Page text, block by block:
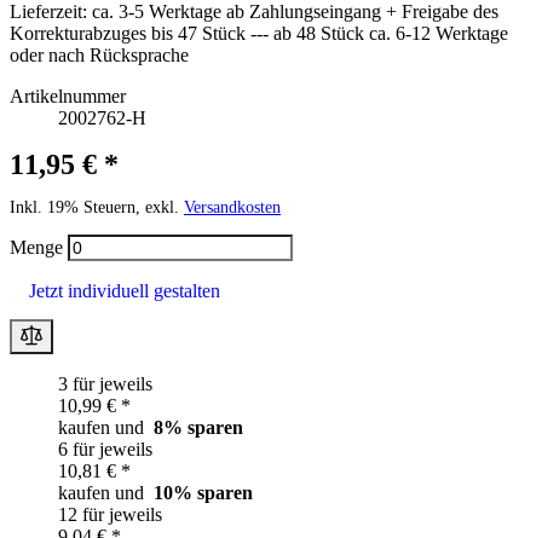
Lieferzeit: ca. 3-5 Werktage ab Zahlungseingang + Freigabe des
Korrekturabzuges bis 47 Stück --- ab 48 Stück ca. 6-12 Werktage
oder nach Rücksprache
Artikelnummer
2002762-H
11,95 € *
Inkl. 19% Steuern, exkl. Versandkosten
Menge
Jetzt individuell gestalten
3 für jeweils
10,99 € *
kaufen und 8% sparen
6 für jeweils
10,81 € *
kaufen und 10% sparen
12 für jeweils